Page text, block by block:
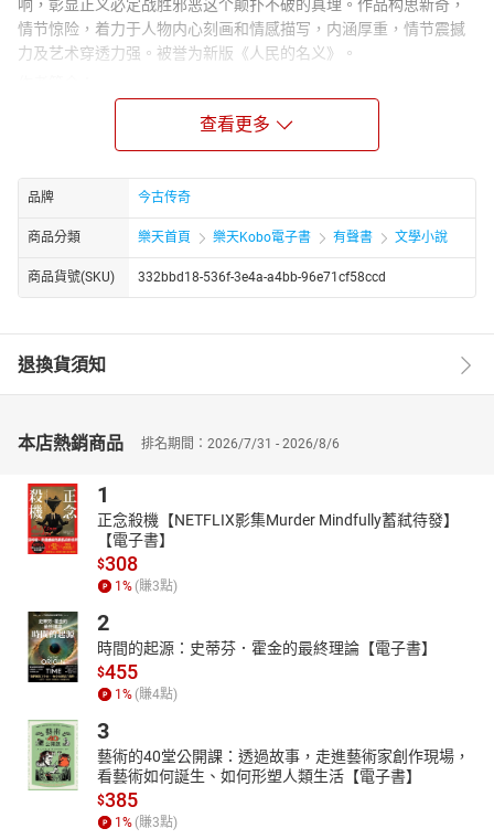
响，彰显正义必定战胜邪恶这个颠扑不破的真理。作品构思新奇，
情节惊险，着力于人物内心刻画和情感描写，内涵厚重，情节震撼
力及艺术穿透力强。被誉为新版《人民的名义》。
中国作家协会重点网络作家，省作协会员，著有网络文学作品5部，
《山青月明》获2012年中国原创文学大赛二等奖；《浴火》入围
艺创作生产项目”；《太阳花》列为春风文艺出版社出版计划。纯文
学刊物发表作品100多万字，多部作品获奖，或收入专集。 《长川
归鸿》是一部现实主义正能量作品，集思想性，艺术性，可读性于
一体，故事情节跌宕起伏，精彩纷呈。作品长于人物心理刻画，艺
术构思独特，将传统小说一些创作元素引入网文创作，试图打造一
查看更多
品牌 今古传奇
商品分類 樂天首頁 樂天Kobo電子書 有聲書 文學小說
商品貨號(SKU) 332bbd18-536f-3e4a-a4bb-96e71cf58ccd
退換貨須知
本店熱銷商品 排名期間：2026/7/31 - 2026/8/6
1
正念殺機【NETFLIX影集Murder Mindfully蓄弒待發】
【電子書】
$308
1 % (賺3點)
2
時間的起源：史蒂芬．霍金的最終理論【電子書】
$455
1 % (賺4點)
3
藝術的40堂公開課：透過故事，走進藝術家創作現場，
看藝術如何誕生、如何形塑人類生活【電子書】
$385
1 % (賺3點)